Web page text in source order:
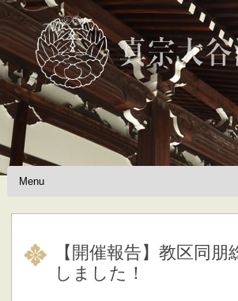
Skip to content
【開催報告】教区同朋
しました！